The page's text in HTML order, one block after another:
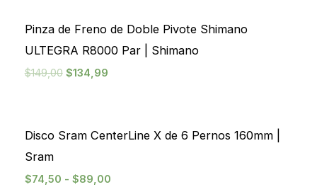
Pinza de Freno de Doble Pivote Shimano
ULTEGRA R8000 Par | Shimano
$149,00 $134,99
Disco Sram CenterLine X de 6 Pernos 160mm |
Sram
$74,50 - $89,00